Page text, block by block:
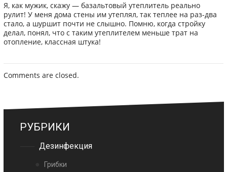
Я, как мужик, скажу — базальтовый утеплитель реально
рулит! У меня дома стены им утеплял, так теплее на раз-два
стало, а шуршит почти не слышно. Помню, когда стройку
делал, понял, что с таким утеплителем меньше трат на
отопление, классная штука!
Comments are closed.
РУБРИКИ
Дезинфекция
Грибки